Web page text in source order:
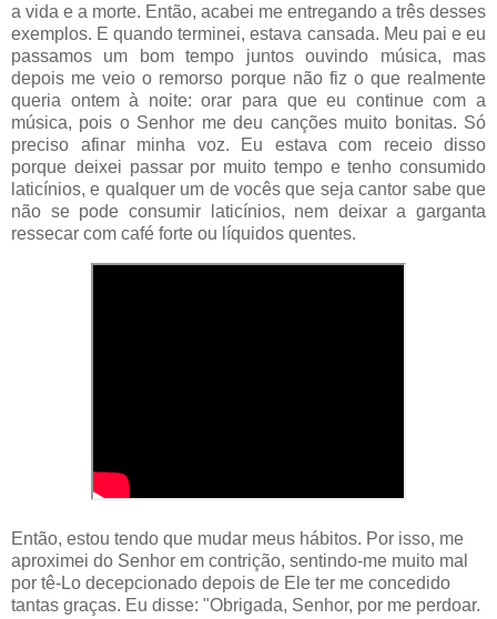
a vida e a morte. Então, acabei me entregando a três desses
exemplos. E quando terminei, estava cansada. Meu pai e eu
passamos um bom tempo juntos ouvindo música, mas
depois me veio o remorso porque não fiz o que realmente
queria ontem à noite: orar para que eu continue com a
música, pois o Senhor me deu canções muito bonitas. Só
preciso afinar minha voz. Eu estava com receio disso
porque deixei passar por muito tempo e tenho consumido
laticínios, e qualquer um de vocês que seja cantor sabe que
não se pode consumir laticínios, nem deixar a garganta
ressecar com café forte ou líquidos quentes.
Então, estou tendo que mudar meus hábitos. Por isso, me
aproximei do Senhor em contrição, sentindo-me muito mal
por tê-Lo decepcionado depois de Ele ter me concedido
tantas graças. Eu disse: "Obrigada, Senhor, por me perdoar.